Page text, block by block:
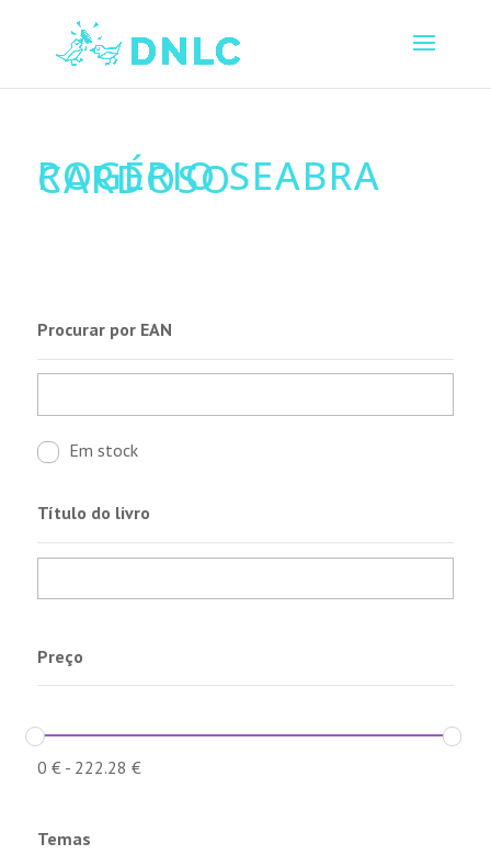
ROGÉRIO SEABRA
CARDOSO
Procurar por EAN
Em stock
Título do livro
Preço
0 €- 222.28 €
Temas